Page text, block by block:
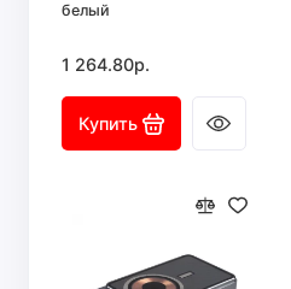
белый
1 264.80р.
Купить